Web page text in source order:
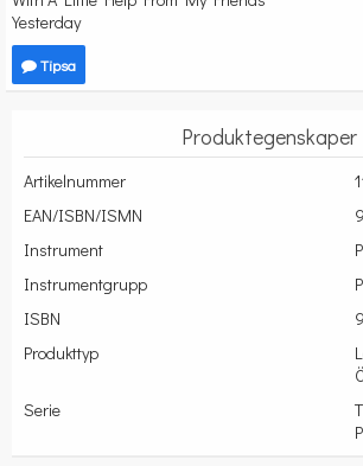
Yesterday
Tipsa
Produktegenskaper
Artikelnummer
EAN/ISBN/ISMN
Instrument
Instrumentgrupp
ISBN
Produkttyp
Serie